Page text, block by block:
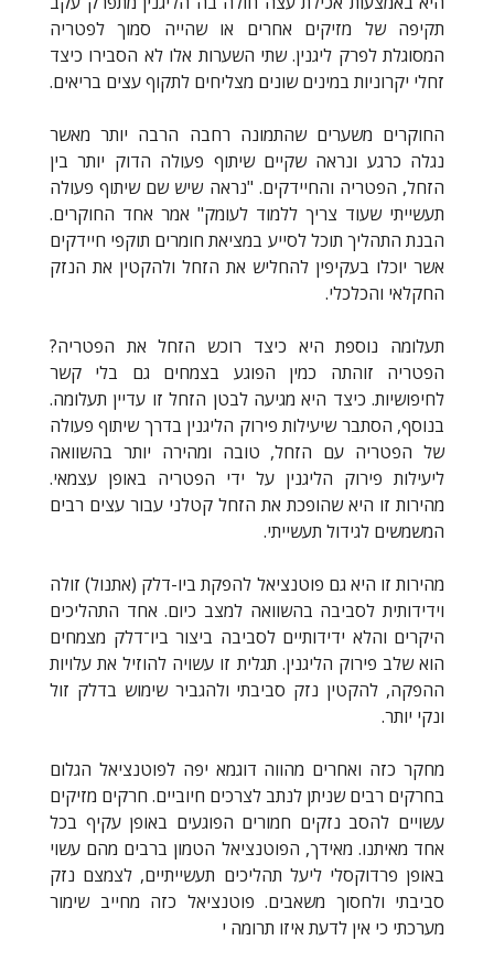
תקיפה של מזיקים אחרים או שהייה סמוך לפטריה
המסוגלת לפרק ליגנין. שתי השערות אלו לא הסבירו כיצד
זחלי יקרוניות במינים שונים מצליחים לתקוף עצים בריאים.
החוקרים משערים שהתמונה רחבה הרבה יותר מאשר
נגלה כרגע ונראה שקיים שיתוף פעולה הדוק יותר בין
הזחל, הפטריה והחיידקים. "נראה שיש שם שיתוף פעולה
תעשייתי שעוד צריך ללמוד לעומק" אמר אחד החוקרים.
הבנת התהליך תוכל לסייע במציאת חומרים תוקפי חיידקים
אשר יוכלו בעקיפין להחליש את הזחל ולהקטין את הנזק
החקלאי והכלכלי.
תעלומה נוספת היא כיצד רוכש הזחל את הפטריה?
הפטריה זוהתה כמין הפוגע בצמחים גם בלי קשר
לחיפושיות. כיצד היא מגיעה לבטן הזחל זו עדיין תעלומה.
בנוסף, הסתבר שיעילות פירוק הליגנין בדרך שיתוף פעולה
של הפטריה עם הזחל, טובה ומהירה יותר בהשוואה
ליעילות פירוק הליגנין על ידי הפטריה באופן עצמאי.
מהירות זו היא שהופכת את הזחל קטלני עבור עצים רבים
המשמשים לגידול תעשייתי.
מהירות זו היא גם פוטנציאל להפקת ביו-דלק (אתנול) זולה
וידידותית לסביבה בהשוואה למצב כיום. אחד התהליכים
היקרים והלא ידידותיים לסביבה ביצור ביו־דלק מצמחים
הוא שלב פירוק הליגנין. תגלית זו עשויה להוזיל את עלויות
ההפקה, להקטין נזק סביבתי ולהגביר שימוש בדלק זול
ונקי יותר.
מחקר כזה ואחרים מהווה דוגמא יפה לפוטנציאל הגלום
בחרקים רבים שניתן לנתב לצרכים חיוביים. חרקים מזיקים
עשויים להסב נזקים חמורים הפוגעים באופן עקיף בכל
אחד מאיתנו. מאידך, הפוטנציאל הטמון ברבים מהם עשוי
באופן פרדוקסלי ליעל תהליכים תעשייתיים, לצמצם נזק
סביבתי ולחסוך משאבים. פוטנציאל כזה מחייב שימור
מערכתי כי אין לדעת איזו תרומה י